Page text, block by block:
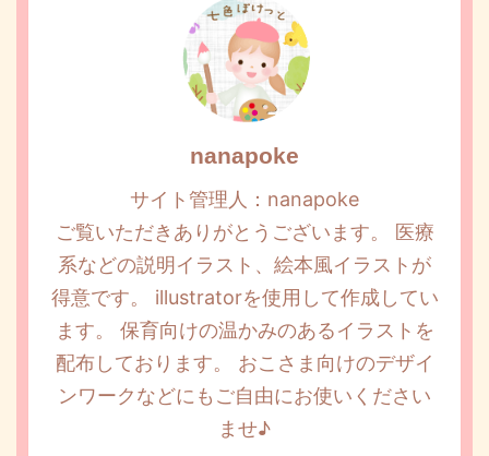
nanapoke
サイト管理人：nanapoke
ご覧いただきありがとうございます。 医療
系などの説明イラスト、絵本風イラストが
得意です。 illustratorを使用して作成してい
ます。 保育向けの温かみのあるイラストを
配布しております。 おこさま向けのデザイ
ンワークなどにもご自由にお使いください
ませ♪